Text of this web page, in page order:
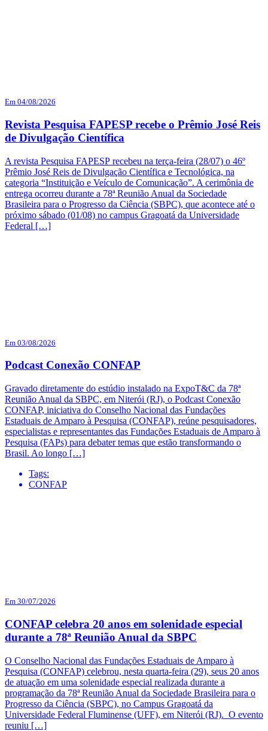
Em 04/08/2026
Revista Pesquisa FAPESP recebe o Prêmio José Reis
de Divulgação Científica
A revista Pesquisa FAPESP recebeu na terça-feira (28/07) o 46º
Prêmio José Reis de Divulgação Científica e Tecnológica, na
categoria “Instituição e Veículo de Comunicação”. A cerimônia de
entrega ocorreu durante a 78ª Reunião Anual da Sociedade
Brasileira para o Progresso da Ciência (SBPC), que acontece até o
próximo sábado (01/08) no campus Gragoatá da Universidade
Federal […]
Em 03/08/2026
Podcast Conexão CONFAP
Gravado diretamente do estúdio instalado na ExpoT&C da 78ª
Reunião Anual da SBPC, em Niterói (RJ), o Podcast Conexão
CONFAP, iniciativa do Conselho Nacional das Fundações
Estaduais de Amparo à Pesquisa (CONFAP), reúne pesquisadores,
especialistas e representantes das Fundações Estaduais de Amparo à
Pesquisa (FAPs) para debater temas que estão transformando o
Brasil. Ao longo […]
Tags:
CONFAP
Em 30/07/2026
CONFAP celebra 20 anos em solenidade especial
durante a 78ª Reunião Anual da SBPC
O Conselho Nacional das Fundações Estaduais de Amparo à
Pesquisa (CONFAP) celebrou, nesta quarta-feira (29), seus 20 anos
de atuação em uma solenidade especial realizada durante a
programação da 78ª Reunião Anual da Sociedade Brasileira para o
Progresso da Ciência (SBPC), no Campus Gragoatá da
Universidade Federal Fluminense (UFF), em Niterói (RJ). O evento
reuniu […]